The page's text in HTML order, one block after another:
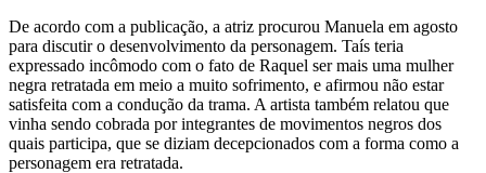
De acordo com a publicação, a atriz procurou Manuela em agosto
para discutir o desenvolvimento da personagem. Taís teria
expressado incômodo com o fato de Raquel ser mais uma mulher
negra retratada em meio a muito sofrimento, e afirmou não estar
satisfeita com a condução da trama. A artista também relatou que
vinha sendo cobrada por integrantes de movimentos negros dos
quais participa, que se diziam decepcionados com a forma como a
personagem era retratada.